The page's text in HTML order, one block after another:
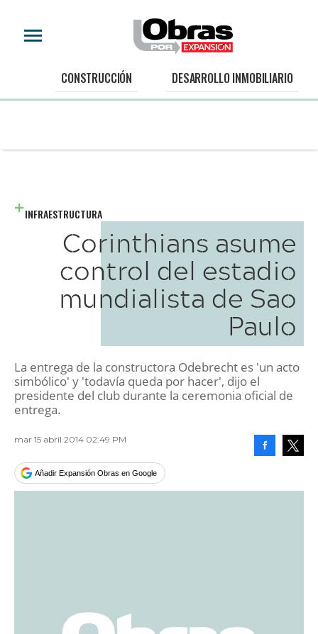
CONSTRUCCIÓN DESARROLLO INMOBILIARIO
INFRAESTRUCTURA
Corinthians asume
control del estadio
mundialista de Sao
Paulo
La entrega de la constructora Odebrecht es 'un acto
simbólico' y 'todavía queda por hacer', dijo el
presidente del club durante la ceremonia oficial de
entrega.
mar 15 abril 2014 02:49 PM
Añadir Expansión Obras en Google